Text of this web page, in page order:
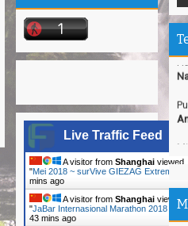
Live Traffic Feed
A visitor from Shanghai viewed
"Mei 2018 ~ surVive GIEZAG Extreme…
mins ago
A visitor from Shanghai viewed
"JaBar Internasional Marathon 2018 ~…"
43 mins ago